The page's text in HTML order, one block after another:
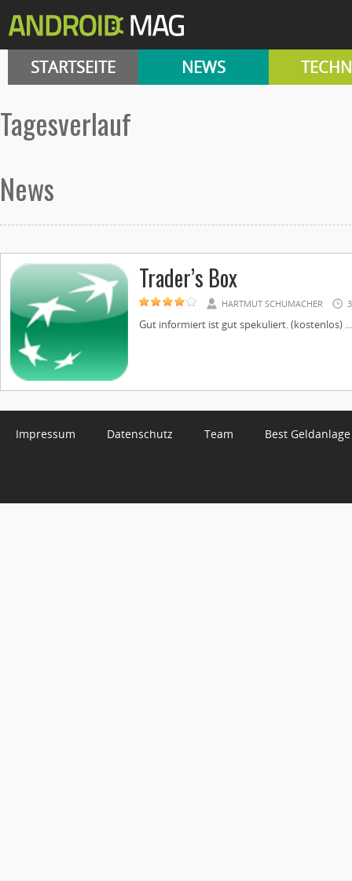
STARTSEITE NEWS
Tagesverlauf
News
Trader’s Box
HARTMUT SCHUMACHER
Gut informiert ist gut spekuliert. (kostenlos) ...
Impressum Datenschutz Team Best Geldanlage